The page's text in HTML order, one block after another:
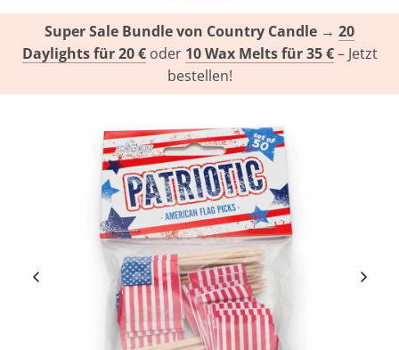
Super Sale Bundle von Country Candle → 20
Daylights für 20 €oder 10 Wax Melts für 35 €– Jetzt
bestellen!